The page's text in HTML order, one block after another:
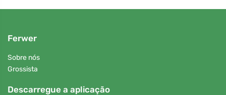
Ferwer
Sobre nós
Grossista
Descarregue a aplicação